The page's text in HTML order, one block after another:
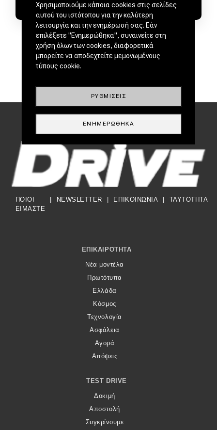
ΠΟΙΟΙ
ΕΙΜΑΣΤΕ
NEWSLETTER ΕΠΙΚΟΙΝΩΝΙΑ TAYTOTHTA
Footer Menu
ΕΠΙΚΑΙΡΌΤΗΤΑ
Νέα μοντέλα
Πρωτότυπα
Ελλάδα
Κόσμος
Τεχνολογία
Ασφάλεια
Αγορά
Απόψεις
TEST DRIVE
Δοκιμή
Αποστολή
Συγκρίνουμε
Χρησιμοποιούμε κάποια cookies στις σελίδες
αυτού του ιστότοπου για την καλύτερη
λειτουργία και την ενημέρωσή σας. Εάν
επιλέξετε "Ενημερώθηκα", συναινείτε στη
χρήση όλων των cookies, διαφορετικά
μπορείτε να αποδεχτείτε μεμονωμένους
τύπους cookie.
ΡΥΘΜΊΣΕΙΣ
ΕΝΗΜΕΡΏΘΗΚΑ